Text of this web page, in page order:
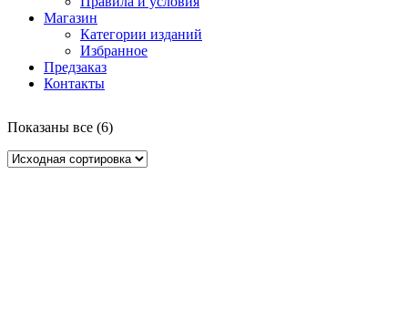
Магазин
Категории изданий
Избранное
Предзаказ
Контакты
Показаны все (6)